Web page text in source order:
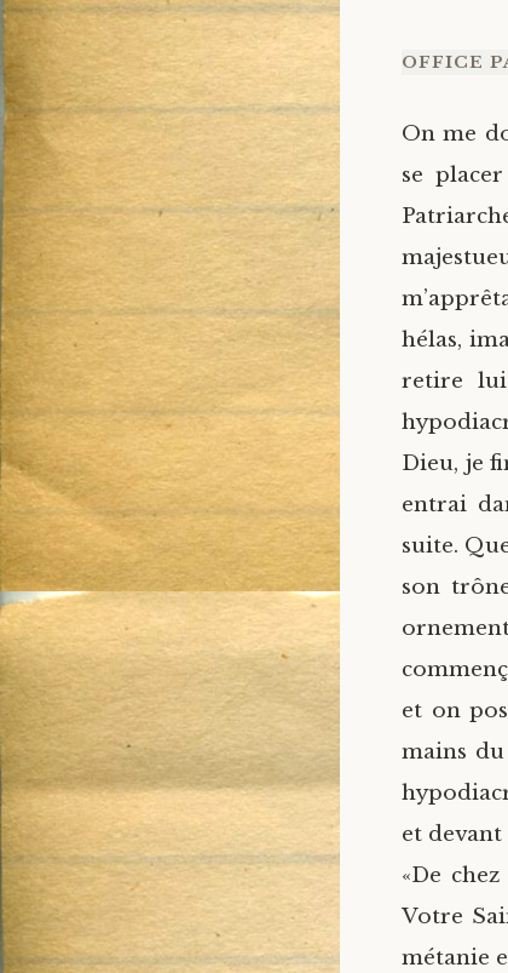
OFFICE
On me
se
hélas,
retire
Dieu, je
entrai
suite.
son
et on
mains du
et
«De
Votre
métanie